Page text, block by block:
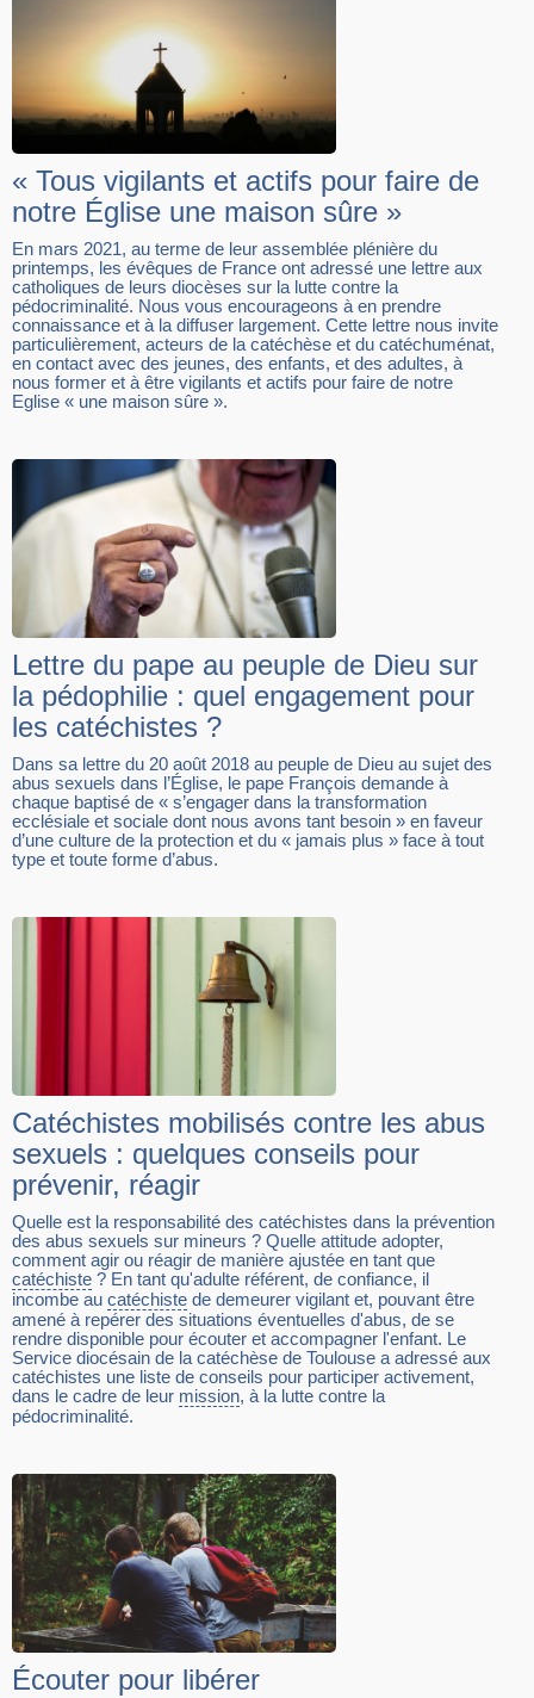
« Tous vigilants et actifs pour faire de
notre Église une maison sûre »
En mars 2021, au terme de leur assemblée plénière du
printemps, les évêques de France ont adressé une lettre aux
catholiques de leurs diocèses sur la lutte contre la
pédocriminalité. Nous vous encourageons à en prendre
connaissance et à la diffuser largement. Cette lettre nous invite
particulièrement, acteurs de la catéchèse et du catéchuménat,
en contact avec des jeunes, des enfants, et des adultes, à
nous former et à être vigilants et actifs pour faire de notre
Eglise « une maison sûre ».
Lettre du pape au peuple de Dieu sur
la pédophilie : quel engagement pour
les catéchistes ?
Dans sa lettre du 20 août 2018 au peuple de Dieu au sujet des
abus sexuels dans l’Église, le pape François demande à
chaque baptisé de « s’engager dans la transformation
ecclésiale et sociale dont nous avons tant besoin » en faveur
d’une culture de la protection et du « jamais plus » face à tout
type et toute forme d’abus.
Catéchistes mobilisés contre les abus
sexuels : quelques conseils pour
prévenir, réagir
Quelle est la responsabilité des catéchistes dans la prévention
des abus sexuels sur mineurs ? Quelle attitude adopter,
comment agir ou réagir de manière ajustée en tant que
catéchiste ? En tant qu'adulte référent, de confiance, il
incombe au catéchiste de demeurer vigilant et, pouvant être
amené à repérer des situations éventuelles d'abus, de se
rendre disponible pour écouter et accompagner l'enfant. Le
Service diocésain de la catéchèse de Toulouse a adressé aux
catéchistes une liste de conseils pour participer activement,
dans le cadre de leur mission, à la lutte contre la
pédocriminalité.
Écouter pour libérer